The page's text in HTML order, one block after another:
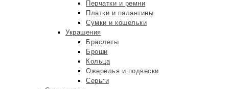
Перчатки и ремни
Платки и палантины
Сумки и кошельки
Украшения
Браслеты
Броши
Кольца
Ожерелья и подвески
Серьги